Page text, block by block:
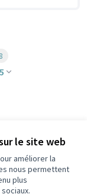
le site web
améliorer la
nous permettent
plus
8